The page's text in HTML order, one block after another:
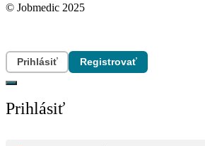
© Jobmedic 2025
Prihlásiť Registrovať
Prihlásiť